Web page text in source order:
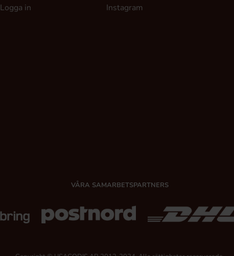
Logga in Instagram
VÅRA SAMARBETSPARTNERS